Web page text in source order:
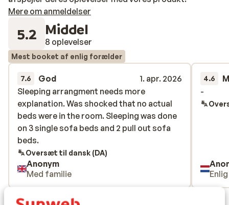
Mere om anmeldelser
5.2 Middel
8 oplevelser
Mest booket af enlig forælder
7.6 God
1. apr. 2026
Sleeping arrangment needs more
explanation. Was shocked that no actual
beds were in the room. Sleeping was done
on 3 single sofa beds and 2 pull out sofa
beds.
Sleeping arrangment needs more
explanation. Was shocked that no actual
beds were in the room. Sleeping was done
on 3 single sofa beds and 2 pull out sofa
beds.
Oversæt til dansk (DA)
Anonym
Med familie
4.6
-
-
Se alle 8 anmeldelser